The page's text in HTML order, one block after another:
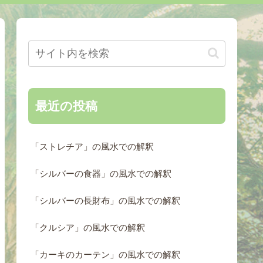
最近の投稿
「ストレチア」の風水での解釈
「シルバーの食器」の風水での解釈
「シルバーの長財布」の風水での解釈
「クルシア」の風水での解釈
「カーキのカーテン」の風水での解釈